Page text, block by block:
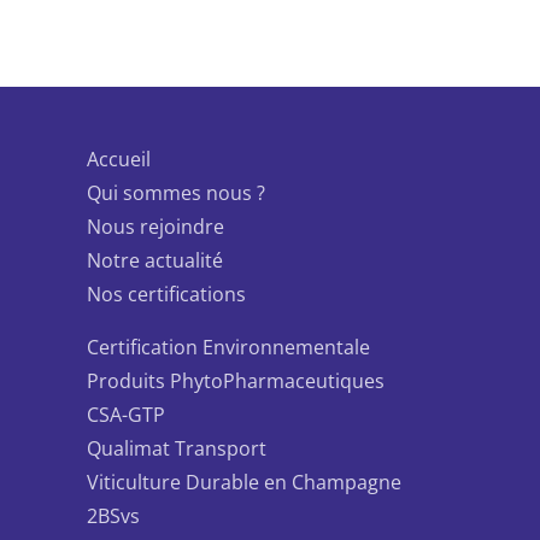
Accueil
Qui sommes nous ?
Nous rejoindre
Notre actualité
Nos certifications
Certification Environnementale
Produits PhytoPharmaceutiques
CSA-GTP
Qualimat Transport
Viticulture Durable en Champagne
2BSvs